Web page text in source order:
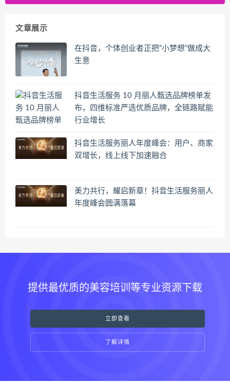
文章展示
在抖音，个体创业者正把“小梦想”做成大
生意
抖音生活服务 10 月丽人甄选品牌榜单发
布，四维标准严选优质品牌，全链路赋能
行业增长
抖音生活服务丽人年度峰会：用户、商家
双增长，线上线下加速融合
美力共行，耀启新章！抖音生活服务丽人
年度峰会圆满落幕
提供最优质的美容培训等专业资源下载
立即查看
了解详情